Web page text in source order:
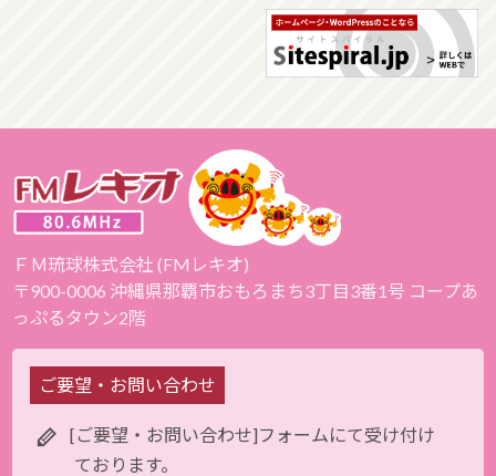
ＦＭ琉球株式会社 (FMレキオ)
〒900-0006 沖縄県那覇市おもろまち3丁目3番1号 コープあ
っぷるタウン2階
ご要望・お問い合わせ
[ご要望・お問い合わせ]フォームにて受け付け
ております。